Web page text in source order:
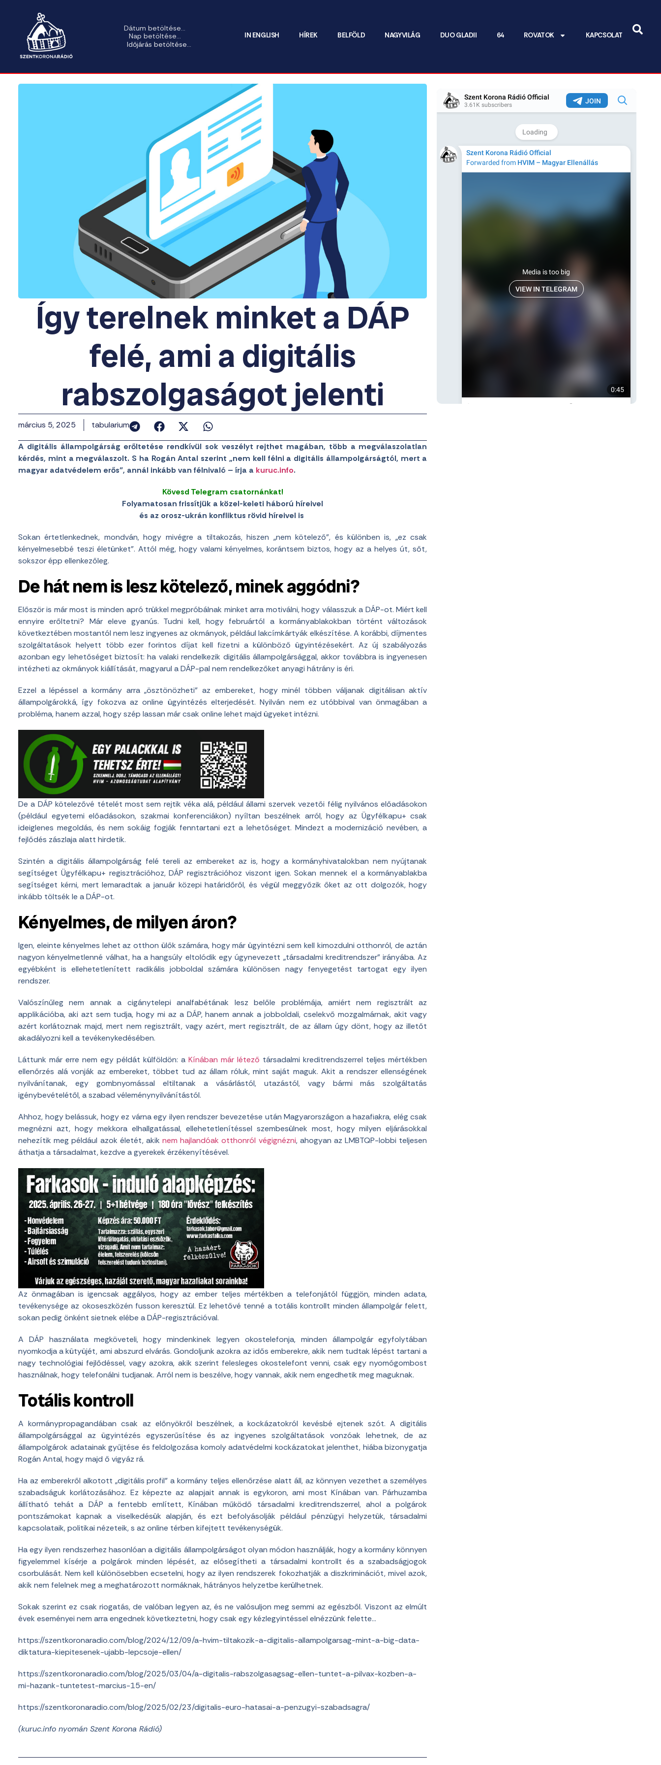
Dátum betöltése...
Nap betöltése...
Időjárás betöltése...
IN ENGLISH HÍREK BELFÖLD NAGYVILÁG DUO GLADII 64 ROVATOK KAPCSOLAT
Így terelnek minket a DÁP
felé, ami a digitális
rabszolgaságot jelenti
március 5, 2025 tabularium
A digitális állampolgárság erőltetése rendkívül sok veszélyt rejthet magában, több a megválaszolatlan
kérdés, mint a megválaszolt. S ha Rogán Antal szerint „nem kell félni a digitális állampolgárságtól, mert a
magyar adatvédelem erős”, annál inkább van félnivaló – írja a kuruc.info.
Kövesd Telegram csatornánkat!
Folyamatosan frissítjük a közel-keleti háború híreivel
és az orosz-ukrán konfliktus rövid híreivel is
Sokan értetlenkednek, mondván, hogy mivégre a tiltakozás, hiszen „nem kötelező”, és különben is, „ez csak
kényelmesebbé teszi életünket”. Attól még, hogy valami kényelmes, korántsem biztos, hogy az a helyes út, sőt,
sokszor épp ellenkezőleg.
De hát nem is lesz kötelező, minek aggódni?
Először is már most is minden apró trükkel megpróbálnak minket arra motiválni, hogy válasszuk a DÁP-ot. Miért kell
ennyire erőltetni? Már eleve gyanús. Tudni kell, hogy februártól a kormányablakokban történt változások
következtében mostantól nem lesz ingyenes az okmányok, például lakcímkártyák elkészítése. A korábbi, díjmentes
szolgáltatások helyett több ezer forintos díjat kell fizetni a különböző ügyintézésekért. Az új szabályozás
azonban egy lehetőséget biztosít: ha valaki rendelkezik digitális állampolgársággal, akkor továbbra is ingyenesen
intézheti az okmányok kiállítását, magyarul a DÁP-pal nem rendelkezőket anyagi hátrány is éri.
Ezzel a lépéssel a kormány arra „ösztönözheti” az embereket, hogy minél többen váljanak digitálisan aktív
állampolgárokká, így fokozva az online ügyintézés elterjedését. Nyilván nem ez utóbbival van önmagában a
probléma, hanem azzal, hogy szép lassan már csak online lehet majd ügyeket intézni.
De a DÁP kötelezővé tételét most sem rejtik véka alá, például állami szervek vezetői félig nyilvános előadásokon
(például egyetemi előadásokon, szakmai konferenciákon) nyíltan beszélnek arról, hogy az Ügyfélkapu+ csak
ideiglenes megoldás, és nem sokáig fogják fenntartani ezt a lehetőséget. Mindezt a modernizáció nevében, a
fejlődés zászlaja alatt hirdetik.
Szintén a digitális állampolgárság felé tereli az embereket az is, hogy a kormányhivatalokban nem nyújtanak
segítséget Ügyfélkapu+ regisztrációhoz, DÁP regisztrációhoz viszont igen. Sokan mennek el a kormányablakba
segítséget kérni, mert lemaradtak a január közepi határidőről, és végül meggyőzik őket az ott dolgozók, hogy
inkább töltsék le a DÁP-ot.
Kényelmes, de milyen áron?
Igen, eleinte kényelmes lehet az otthon ülők számára, hogy már ügyintézni sem kell kimozdulni otthonról, de aztán
nagyon kényelmetlenné válhat, ha a hangsúly eltolódik egy úgynevezett „társadalmi kreditrendszer” irányába. Az
egyébként is ellehetetlenített radikális jobboldal számára különösen nagy fenyegetést tartogat egy ilyen
rendszer.
Valószínűleg nem annak a cigánytelepi analfabétának lesz belőle problémája, amiért nem regisztrált az
applikációba, aki azt sem tudja, hogy mi az a DÁP, hanem annak a jobboldali, cselekvő mozgalmárnak, akit vagy
azért korlátoznak majd, mert nem regisztrált, vagy azért, mert regisztrált, de az állam úgy dönt, hogy az illetőt
akadályozni kell a tevékenykedésében.
Láttunk már erre nem egy példát külföldön: aKínában már létező társadalmi kreditrendszerrel teljes mértékben
ellenőrzés alá vonják az embereket, többet tud az állam róluk, mint saját maguk. Akit a rendszer ellenségének
nyilvánítanak, egy gombnyomással eltiltanak a vásárlástól, utazástól, vagy bármi más szolgáltatás
igénybevételétől, a szabad véleménynyilvánítástól.
Ahhoz, hogy belássuk, hogy ez várna egy ilyen rendszer bevezetése után Magyarországon a hazafiakra, elég csak
megnézni azt, hogy mekkora elhallgatással, ellehetetlenítéssel szembesülnek most, hogy milyen eljárásokkal
nehezítik meg például azok életét, akiknem hajlandóak otthonról végignézni, ahogyan az LMBTQP-lobbi teljesen
áthatja a társadalmat, kezdve a gyerekek érzékenyítésével.
Az önmagában is igencsak aggályos, hogy az ember teljes mértékben a telefonjától függjön, minden adata,
tevékenysége az okoseszközén fusson keresztül. Ez lehetővé tenné a totális kontrollt minden állampolgár felett,
sokan pedig önként sietnek elébe a DÁP-regisztrációval.
A DÁP használata megköveteli, hogy mindenkinek legyen okostelefonja, minden állampolgár egyfolytában
nyomkodja a kütyüjét, ami abszurd elvárás. Gondoljunk azokra az idős emberekre, akik nem tudtak lépést tartani a
nagy technológiai fejlődéssel, vagy azokra, akik szerint felesleges okostelefont venni, csak egy nyomógombost
használnak, hogy telefonálni tudjanak. Arról nem is beszélve, hogy vannak, akik nem engedhetik meg maguknak.
Totális kontroll
A kormánypropagandában csak az előnyökről beszélnek, a kockázatokról kevésbé ejtenek szót. A digitális
állampolgársággal az ügyintézés egyszerűsítése és az ingyenes szolgáltatások vonzóak lehetnek, de az
állampolgárok adatainak gyűjtése és feldolgozása komoly adatvédelmi kockázatokat jelenthet, hiába bizonygatja
Rogán Antal, hogy majd ő vigyáz rá.
Ha az emberekről alkotott „digitális profil” a kormány teljes ellenőrzése alatt áll, az könnyen vezethet a személyes
szabadságuk korlátozásához. Ez képezte az alapjait annak is egykoron, ami most Kínában van. Párhuzamba
állítható tehát a DÁP a fentebb említett, Kínában működő társadalmi kreditrendszerrel, ahol a polgárok
pontszámokat kapnak a viselkedésük alapján, és ezt befolyásolják például pénzügyi helyzetük, társadalmi
kapcsolataik, politikai nézeteik, s az online térben kifejtett tevékenységük.
Ha egy ilyen rendszerhez hasonlóan a digitális állampolgárságot olyan módon használják, hogy a kormány könnyen
figyelemmel kísérje a polgárok minden lépését, az elősegítheti a társadalmi kontrollt és a szabadságjogok
csorbulását. Nem kell különösebben ecsetelni, hogy az ilyen rendszerek fokozhatják a diszkriminációt, mivel azok,
akik nem felelnek meg a meghatározott normáknak, hátrányos helyzetbe kerülhetnek.
Sokak szerint ez csak riogatás, de valóban legyen az, és ne valósuljon meg semmi az egészből. Viszont az elmúlt
évek eseményei nem arra engednek következtetni, hogy csak egy kézlegyintéssel elnézzünk felette…
https://szentkoronaradio.com/blog/2024/12/09/a-hvim-tiltakozik-a-digitalis-allampolgarsag-mint-a-big-data-
diktatura-kiepitesenek-ujabb-lepcsoje-ellen/
https://szentkoronaradio.com/blog/2025/03/04/a-digitalis-rabszolgasagsag-ellen-tuntet-a-pilvax-kozben-a-
mi-hazank-tuntetest-marcius-15-en/
https://szentkoronaradio.com/blog/2025/02/23/digitalis-euro-hatasai-a-penzugyi-szabadsagra/
(kuruc.info nyomán Szent Korona Rádió)